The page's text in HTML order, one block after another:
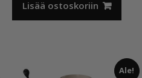
Lisää ostoskoriin
Ale!